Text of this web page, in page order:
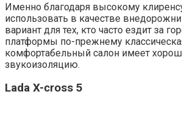
Именно благодаря высокому
использовать в качестве
вариант для тех, кто часто ездит за
платформы по-прежнему
комфортабельный салон имеет
звукоизоляцию.
Lada X-сross 5